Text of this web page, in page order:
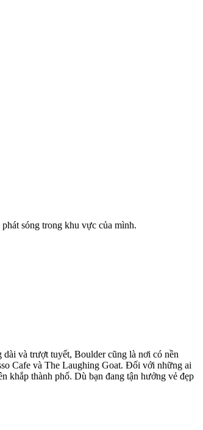
sóng trong khu vực của mình.
và trượt tuyết, Boulder cũng là nơi có nền
Cafe và The Laughing Goat. Đối với những ai
khắp thành phố. Dù bạn đang tận hưởng vẻ đẹp